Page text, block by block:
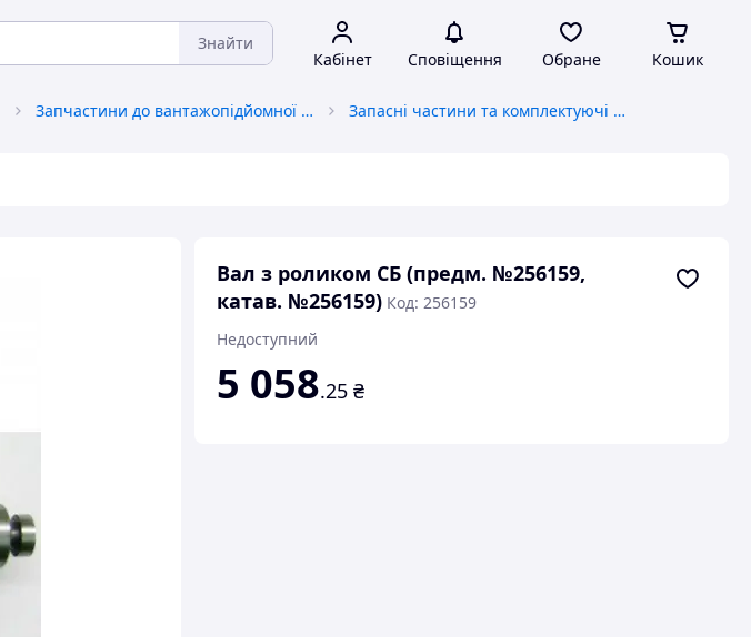
Знайти
Кабінет Сповіщення Обране Кошик
Запчастини до вантажопідйомної спецтехніки Запасні частини та комплектуючі до навантажувачів
Вал з роликом СБ (предм. №256159,
катав. №256159) Код: 256159
Недоступний
5 058.25 ₴